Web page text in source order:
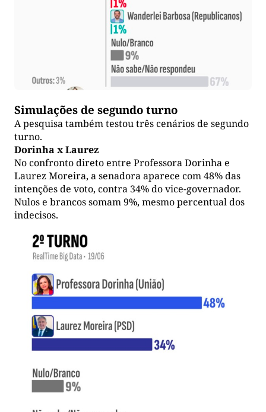
Simulações de segundo turno
A pesquisa também testou três cenários de segundo
turno.
Dorinha x Laurez
No confronto direto entre Professora Dorinha e
Laurez Moreira, a senadora aparece com 48% das
intenções de voto, contra 34% do vice-governador.
Nulos e brancos somam 9%, mesmo percentual dos
indecisos.